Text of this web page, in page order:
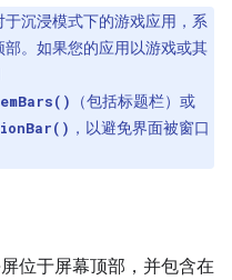
于沉浸模式下的游戏应用，系
。如果您的应用以游戏或其
（包括标题栏）或
，以避免界面被窗口
位于屏幕顶部，并包含在